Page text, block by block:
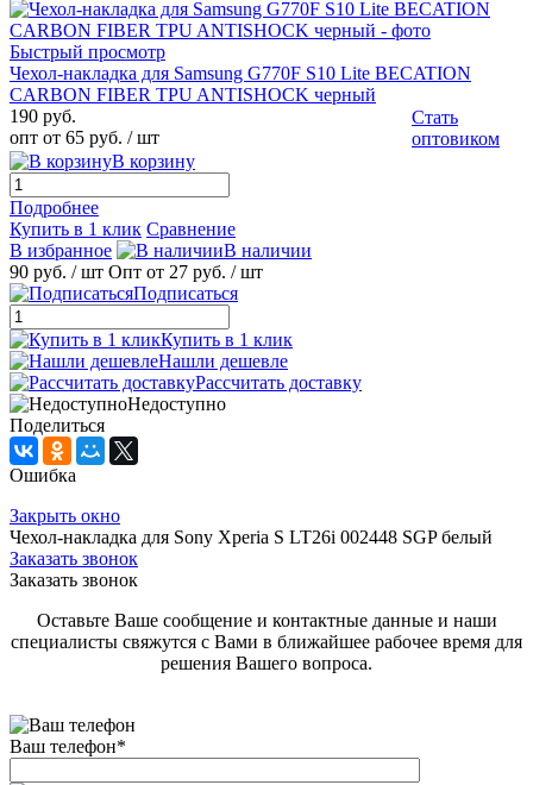
Быстрый просмотр
Чехол-накладка для Samsung G770F S10 Lite BECATION
CARBON FIBER TPU ANTISHOCK черный
190 руб.
опт от 65 руб. / шт
Стать
оптовиком
В корзину
Подробнее
Купить в 1 клик Сравнение
В избранное
В наличии
90 руб. / шт Опт от 27 руб. / шт
Подписаться
Купить в 1 клик
Нашли дешевле
Рассчитать доставку
Недоступно
Поделиться
Ошибка
Закрыть окно
Чехол-накладка для Sony Xperia S LT26i 002448 SGP белый
Заказать звонок
Заказать звонок
Оставьте Ваше сообщение и контактные данные и наши
специалисты свяжутся с Вами в ближайшее рабочее время для
решения Вашего вопроса.
Ваш телефон*